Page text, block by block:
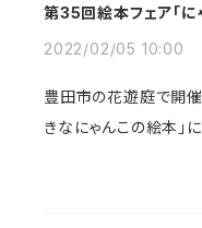
第35回絵本フェア「に
2022/02/05 10:00
豊田市の花遊庭で開催
きなにゃんこの絵本」